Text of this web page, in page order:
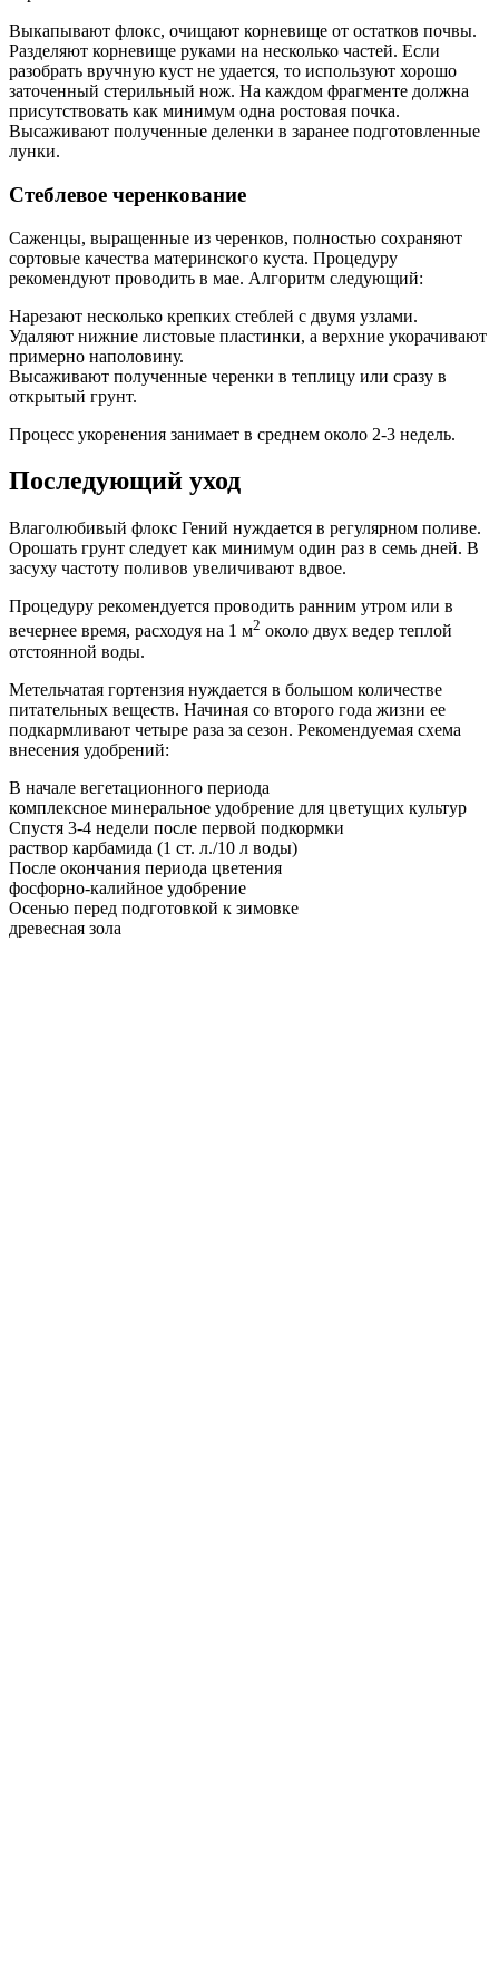
Выкапывают флокс, очищают корневище от остатков почвы.
Разделяют корневище руками на несколько частей. Если
разобрать вручную куст не удается, то используют хорошо
заточенный стерильный нож. На каждом фрагменте должна
присутствовать как минимум одна ростовая почка.
Высаживают полученные деленки в заранее подготовленные
лунки.
Стеблевое черенкование
Саженцы, выращенные из черенков, полностью сохраняют
сортовые качества материнского куста. Процедуру
рекомендуют проводить в мае. Алгоритм следующий:
Нарезают несколько крепких стеблей с двумя узлами.
Удаляют нижние листовые пластинки, а верхние укорачивают
примерно наполовину.
Высаживают полученные черенки в теплицу или сразу в
открытый грунт.
Процесс укоренения занимает в среднем около 2-3 недель.
Последующий уход
Влаголюбивый флокс Гений нуждается в регулярном поливе.
Орошать грунт следует как минимум один раз в семь дней. В
засуху частоту поливов увеличивают вдвое.
Процедуру рекомендуется проводить ранним утром или в
вечернее время, расходуя на 1 м2 около двух ведер теплой
отстоянной воды.
Метельчатая гортензия нуждается в большом количестве
питательных веществ. Начиная со второго года жизни ее
подкармливают четыре раза за сезон. Рекомендуемая схема
внесения удобрений:
В начале вегетационного периода
комплексное минеральное удобрение для цветущих культур
Спустя 3-4 недели после первой подкормки
раствор карбамида (1 ст. л./10 л воды)
После окончания периода цветения
фосфорно-калийное удобрение
Осенью перед подготовкой к зимовке
древесная зола